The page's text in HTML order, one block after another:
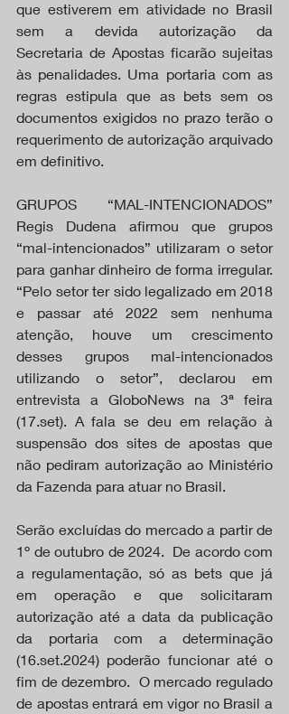
que estiverem em atividade no Brasil
sem a devida autorização da
Secretaria de Apostas ficarão sujeitas
às penalidades. Uma portaria com as
regras estipula que as bets sem os
documentos exigidos no prazo terão o
requerimento de autorização arquivado
em definitivo.
GRUPOS “MAL-INTENCIONADOS”
Regis Dudena afirmou que grupos
“mal-intencionados” utilizaram o setor
para ganhar dinheiro de forma irregular.
“Pelo setor ter sido legalizado em 2018
e passar até 2022 sem nenhuma
atenção, houve um crescimento
desses grupos mal-intencionados
utilizando o setor”, declarou em
entrevista a GloboNews na 3ª feira
(17.set). A fala se deu em relação à
suspensão dos sites de apostas que
não pediram autorização ao Ministério
da Fazenda para atuar no Brasil.
Serão excluídas do mercado a partir de
1º de outubro de 2024.  De acordo com
a regulamentação, só as bets que já
em operação e que solicitaram
autorização até a data da publicação
da portaria com a determinação
(16.set.2024) poderão funcionar até o
fim de dezembro.  O mercado regulado
de apostas entrará em vigor no Brasil a